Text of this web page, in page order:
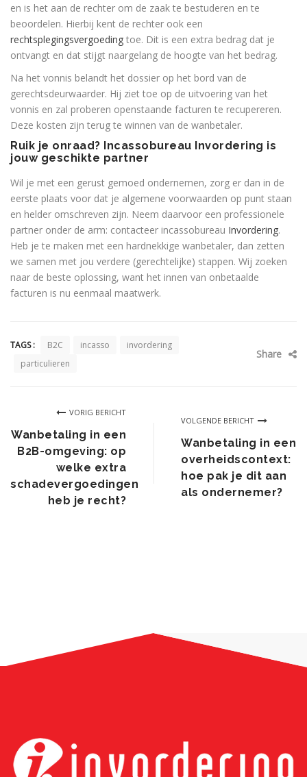
en is het aan de rechter om de zaak te bestuderen en te
beoordelen. Hierbij kent de rechter ook een
rechtsplegingsvergoeding toe. Dit is een extra bedrag dat je
ontvangt en dat stijgt naargelang de hoogte van het bedrag.
Na het vonnis belandt het dossier op het bord van de
gerechtsdeurwaarder. Hij ziet toe op de uitvoering van het
vonnis en zal proberen openstaande facturen te recupereren.
Deze kosten zijn terug te winnen van de wanbetaler.
Ruik je onraad? Incassobureau Invordering is
jouw geschikte partner
Wil je met een gerust gemoed ondernemen, zorg er dan in de
eerste plaats voor dat je algemene voorwaarden op punt staan
en helder omschreven zijn. Neem daarvoor een professionele
partner onder de arm: contacteer incassobureau Invordering.
Heb je te maken met een hardnekkige wanbetaler, dan zetten
we samen met jou verdere (gerechtelijke) stappen. Wij zoeken
naar de beste oplossing, want het innen van onbetaalde
facturen is nu eenmaal maatwerk.
TAGS : B2C incasso
invordering
particulieren
Share
Wanbetaling in een
B2B-omgeving: op
welke extra
schadevergoedingen
heb je recht?
Wanbetaling in een
overheidscontext:
hoe pak je dit aan
als ondernemer?